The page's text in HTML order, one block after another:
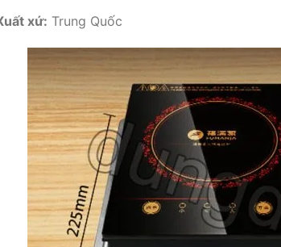
xứ: Trung Quốc